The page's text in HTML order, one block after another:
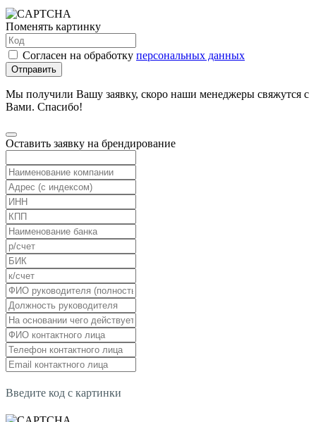
Поменять картинку
Согласен на обработку персональных данных
Отправить
Мы получили Вашу заявку, скоро наши менеджеры свяжутся с
Вами. Спасибо!
Оставить заявку на брендирование
Введите код с картинки